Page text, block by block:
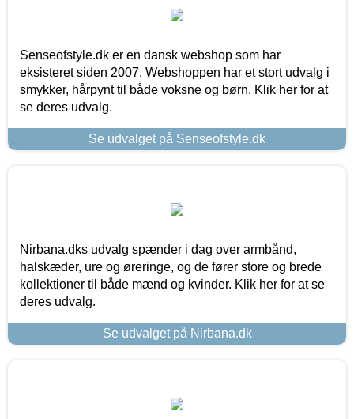
Senseofstyle.dk er en dansk webshop som har
eksisteret siden 2007. Webshoppen har et stort udvalg i
smykker, hårpynt til både voksne og børn. Klik her for at
se deres udvalg.
Se udvalget på Senseofstyle.dk
Nirbana.dks udvalg spænder i dag over armbånd,
halskæder, ure og øreringe, og de fører store og brede
kollektioner til både mænd og kvinder. Klik her for at se
deres udvalg.
Se udvalget på Nirbana.dk